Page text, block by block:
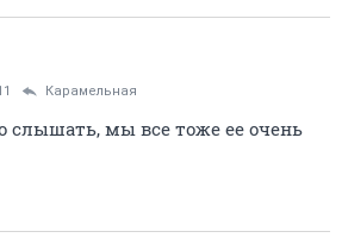
Карамельная
слышать, мы все тоже ее очень